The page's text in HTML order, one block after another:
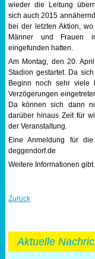
wieder die Leitung
sich auch 2015
bei der letzten Aktion,
Männer und Frauen
eingefunden hatten.
Am Montag, den 20.
Stadion gestartet. Da
Beginn noch sehr viele
Verzögerungen
Da können sich dann
darüber hinaus Zeit für
der Veranstaltung.
Eine Anmeldung für
deggendorf.de
Weitere Informationen
Zurück
Aktuelle